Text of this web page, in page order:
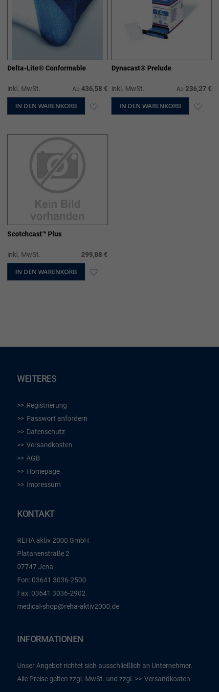
Delta-Lite® Conformable
inkl. MwSt. Ab 436,58 €
IN DEN WARENKORB ZUR
Dynacast® Prelude
inkl. MwSt. Ab 236,27 €
IN DEN WARENKORB ZUR
Scotchcast™ Plus
inkl. MwSt. 299,88 €
IN DEN WARENKORB ZUR
WEITERES
Registrierung
Passwort anfordern
Datenschutz
Versandkosten
AGB
Homepage
Impressum
KONTAKT
REHA aktiv 2000 GmbH
Platanenstraße 2
07747 Jena
Fon: 03641 3036-2500
Fax: 03641 3036-2902
medical-shop@reha-aktiv2000.de
INFORMATIONEN
Unser Angebot richtet sich ausschließlich an Unternehmer.
Alle Preise gelten zzgl. MwSt. und zzgl.
Versandkosten.